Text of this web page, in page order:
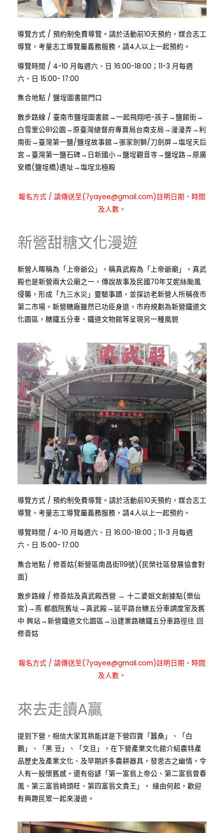
導覽方式: / 預約制免費導覽。請於活動前10天預約，媒合志工
導覽，考量志工導覽屬義務服務，請4人以上一起預約。
導覽時間 / 4-10 月每週六、日 16:00-18:00；11-3 月每週
六、日 15:00- 17:00
集合地點: / 鹽埕圖書館門口
散步路線 / 臺南市鹽埕圖書館→一起飛翔吧-孩子→鹽館街→
白雪里公81公園→原臺灣總督府專賣局台南支局→漫漫弄→利
南街→臺灣第一鹽/鹽埕故事館→張家劍獅/刀劍屏→塩埕天后
宮→臺灣第一鹽石碑→日新國小→鹽埕觀音寺→鹽埕路→原廣
安橋(鹽埕橋)遺址→塩埕北極殿
報名方式: / 請傳送至(7yayee@gmail.com)註明日期、時間
及人數。
新營甜糖文化漫遊
新營人暱稱為「上帝爺公」，稱真武殿為「上帝爺廟」，真武
殿也是新營兩大公廟之一，傳說故事及民國70年艾妮絲颱風
侵襲，形成「九三水災」靈驗事蹟，並探訪老新營人所稱夜市
第二市場。新營糖廠雖然已功臣身退，市府規劃為新營鐵道文
化園區，糖鐵五分車、鐵道文物館等呈現另一種風貌
導覽方式: / 預約制免費導覽。請於活動前10天預約，媒合志工
導覽，考量志工導覽屬義務服務，請4人以上一起預約。
導覽時間 / 4-10 月每週六、日 16:00-18:00；11-3 月每週
六、日 15:00- 17:00
集合地點: / 修善姑(新營區南昌街119號)(民榮社區發展協會對
面)
散步路線 / 修善姑及真武殿西營 → 十二婆姐文創據點(樂仙
宮)→燕 都戲院舊址→真武殿→延平路台糖五分車調度室及舊
中 興站→新營鐵道文化園區→沿建業路糖鐵五分車路徑往 回
修善姑
報名方式: / 請傳送至(7yayee@gmail.com)註明日期、時間
及人數。
來去走讀A贏
提到下營，相信大家耳熟能詳是下營四寶「蠶桑」、「白
鵝」、「黑 豆」、「文旦」，在下營產業文化館介紹農特產
品歷史及產業文化、及早期許多農耕器具，發思古之幽情，令
人有一股懷舊感。還有俗諺「第一富翁上帝公、第二富翁曾春
風、第三富翁崎頭旺、第四富翁文貴王」， 緣由何起，歡迎
有興趣民眾一起來漫遊。